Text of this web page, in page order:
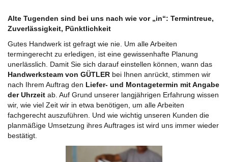
Alte Tugenden sind bei uns nach wie vor „in“: Termintreue,
Zuverlässigkeit, Pünktlichkeit
Gutes Handwerk ist gefragt wie nie. Um alle Arbeiten
termingerecht zu erledigen, ist eine gewissenhafte Planung
unerlässlich. Damit Sie sich darauf einstellen können, wann das
Handwerksteam von GÜTLER bei Ihnen anrückt, stimmen wir
nach Ihrem Auftrag den Liefer- und Montagetermin mit Angabe
der Uhrzeit ab. Auf Grund unserer langjährigen Erfahrung wissen
wir, wie viel Zeit wir in etwa benötigen, um alle Arbeiten
fachgerecht auszuführen. Und wie wichtig unseren Kunden die
planmäßige Umsetzung ihres Auftrages ist wird uns immer wieder
bestätigt.